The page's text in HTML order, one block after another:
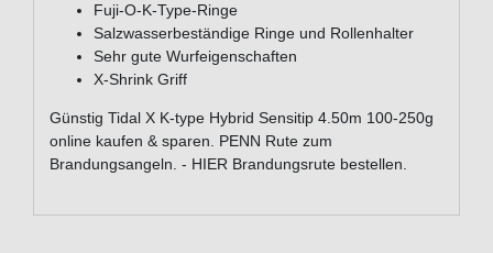
Fuji-O-K-Type-Ringe
Salzwasserbeständige Ringe und Rollenhalter
Sehr gute Wurfeigenschaften
X-Shrink Griff
Günstig Tidal X K-type Hybrid Sensitip 4.50m 100-250g
online kaufen & sparen. PENN Rute zum
Brandungsangeln. - HIER Brandungsrute bestellen.